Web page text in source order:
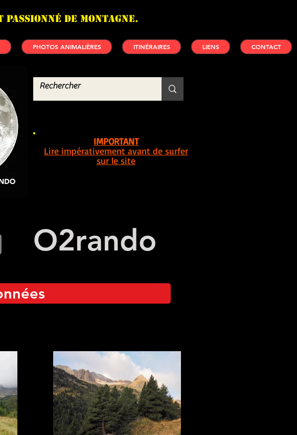
passionné de montagne.
PHOTOS ANIMALIÈRES ITINÉRAIRES LIENS CONTACT
IMPORTANT
Lire impérativement avant de surfer
sur le site
O2rando